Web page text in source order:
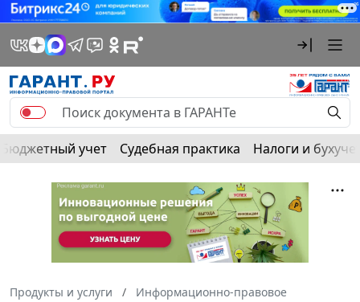
Бюджетный учет Судебная практика Налоги и
Продукты и услуги
Информационно-правовое